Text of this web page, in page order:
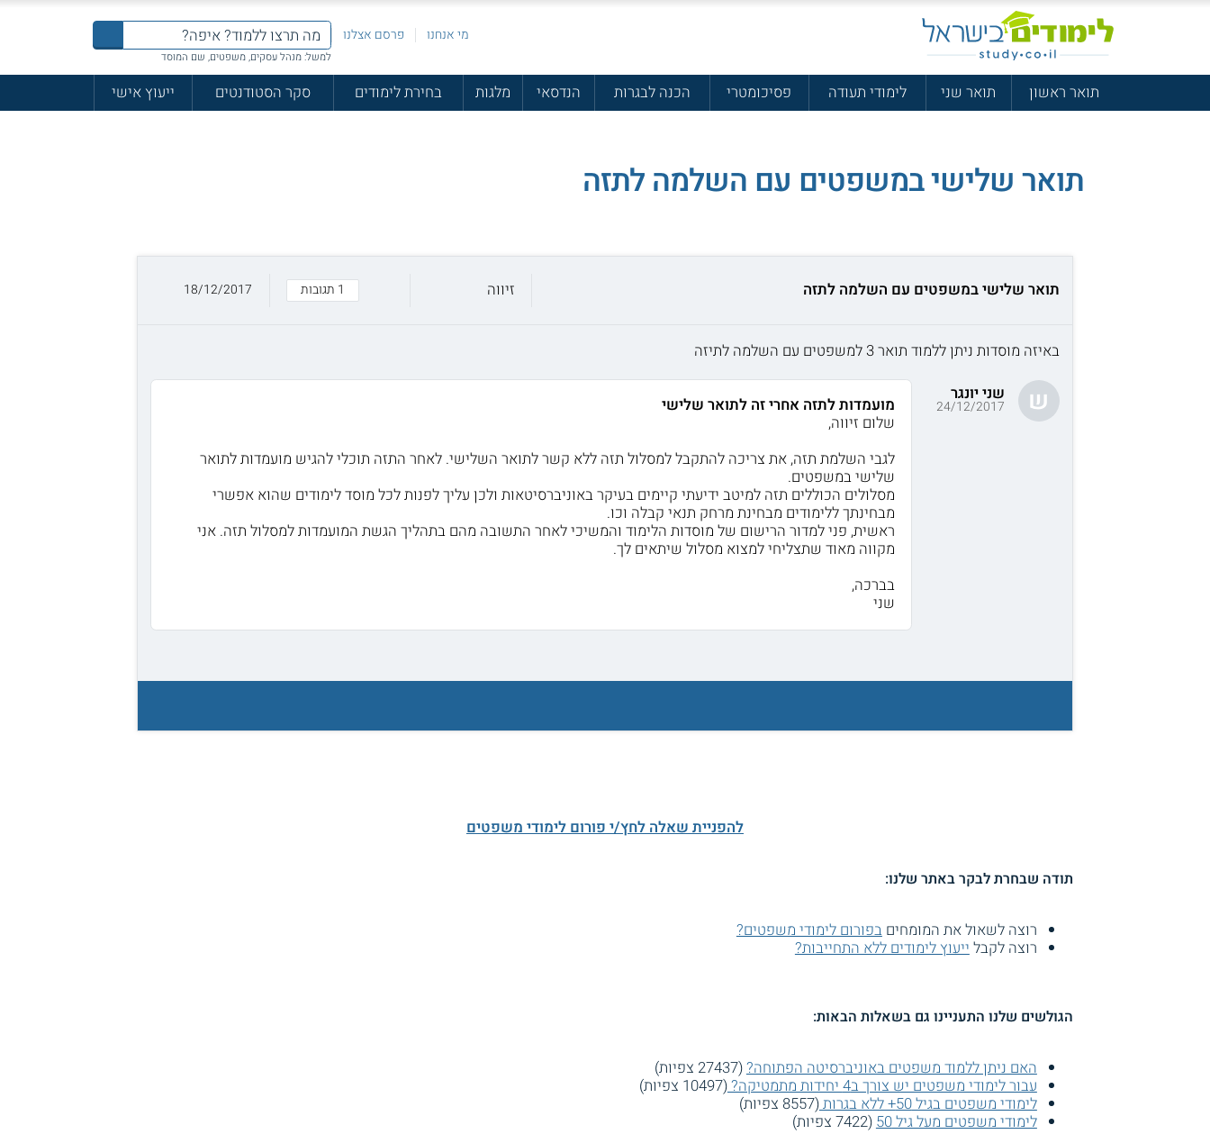
מי אנחנו פרסם אצלנו
למשל: מנהל עסקים, משפטים, שם המוסד
תואר ראשון תואר שני לימודי תעודה פסיכומטרי הכנה לבגרות הנדסאי מלגות בחירת לימודים סקר הסטודנטים ייעוץ אישי
תואר שלישי במשפטים עם השלמה לתזה
תואר שלישי במשפטים עם השלמה לתזה זיווה 1 תגובות 18/12/2017
באיזה מוסדות ניתן ללמוד תואר 3 למשפטים עם השלמה לתיזה
ש שני יונגר
24/12/2017
מועמדות לתזה אחרי זה לתואר שלישי
שלום זיווה,
לגבי השלמת תזה, את צריכה להתקבל למסלול תזה ללא קשר לתואר השלישי. לאחר התזה תוכלי להגיש מועמדות לתואר
שלישי במשפטים.
מסלולים הכוללים תזה למיטב ידיעתי קיימים בעיקר באוניברסיטאות ולכן עליך לפנות לכל מוסד לימודים שהוא אפשרי
מבחינתך ללימודים מבחינת מרחק תנאי קבלה וכו.
ראשית, פני למדור הרישום של מוסדות הלימוד והמשיכי לאחר התשובה מהם בתהליך הגשת המועמדות למסלול תזה. אני
מקווה מאוד שתצליחי למצוא מסלול שיתאים לך.
בברכה,
שני
להפניית שאלה לחץ/י פורום לימודי משפטים
תודה שבחרת לבקר באתר שלנו:
רוצה לשאול את המומחיםבפורום לימודי משפטים?
רוצה לקבל ייעוץ לימודים ללא התחייבות?
הגולשים שלנו התעניינו גם בשאלות הבאות:
האם ניתן ללמוד משפטים באוניברסיטה הפתוחה?(27437 צפיות)
עבור לימודי משפטים יש צורך ב4 יחידות מתמטיקה?
(10497 צפיות)
לימודי משפטים בגיל 50+ ללא בגרות
(8557 צפיות)
לימודי משפטים מעל גיל 50
(7422 צפיות)